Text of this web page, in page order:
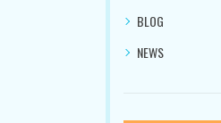
BLOG
NEWS